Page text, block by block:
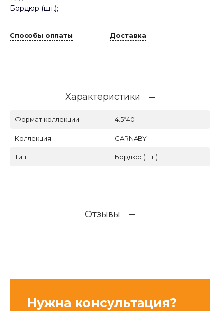
Бордюр (шт.);
Способы оплаты Доставка
Характеристики
Формат коллекции 4.5*40
Коллекция CARNABY
Тип Бордюр (шт.)
Отзывы
Нужна консультация?